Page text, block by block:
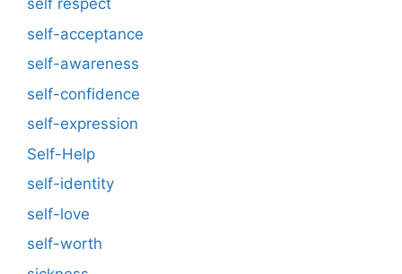
self respect
self-acceptance
self-awareness
self-confidence
self-expression
Self-Help
self-identity
self-love
self-worth